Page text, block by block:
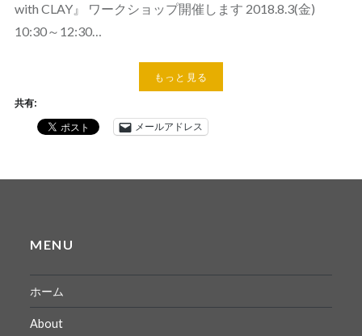
with CLAY』 ワークショップ開催します 2018.8.3(金)
10:30～12:30…
もっと見る
共有:
メールアドレス
MENU
ホーム
About